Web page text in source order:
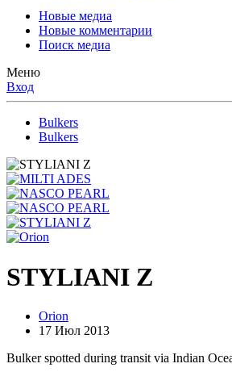
Новые медиа
Новые комментарии
Поиск медиа
Меню
Вход
Bulkers
Bulkers
STYLIANI Z
Orion
17 Июл 2013
Bulker spotted during transit via Indian